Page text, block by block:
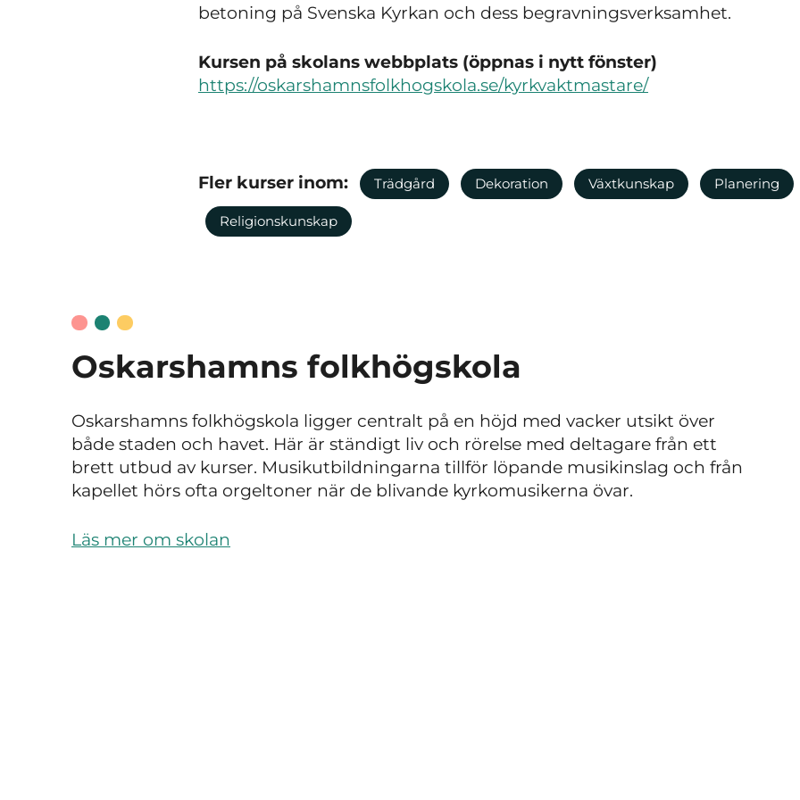
betoning på Svenska Kyrkan och dess begravningsverksamhet.
Kursen på skolans webbplats (öppnas i nytt fönster)
https://oskarshamnsfolkhogskola.se/kyrkvaktmastare/
Fler kurser inom: Trädgård Dekoration Växtkunskap Planering
Religionskunskap
Oskarshamns folkhögskola
Oskarshamns folkhögskola ligger centralt på en höjd med vacker utsikt över
både staden och havet. Här är ständigt liv och rörelse med deltagare från ett
brett utbud av kurser. Musikutbildningarna tillför löpande musikinslag och från
kapellet hörs ofta orgeltoner när de blivande kyrkomusikerna övar.
Läs mer om skolan